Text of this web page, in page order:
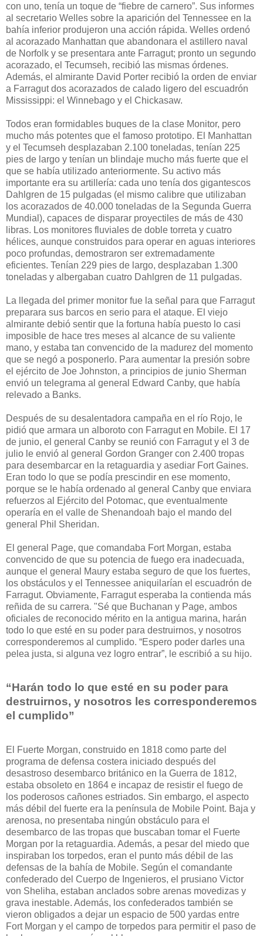
con uno, tenía un toque de “fiebre de carnero”. Sus informes
al secretario Welles sobre la aparición del Tennessee en la
bahía inferior produjeron una acción rápida. Welles ordenó
al acorazado Manhattan que abandonara el astillero naval
de Norfolk y se presentara ante Farragut; pronto un segundo
acorazado, el Tecumseh, recibió las mismas órdenes.
Además, el almirante David Porter recibió la orden de enviar
a Farragut dos acorazados de calado ligero del escuadrón
Mississippi: el Winnebago y el Chickasaw.
Todos eran formidables buques de la clase Monitor, pero
mucho más potentes que el famoso prototipo. El Manhattan
y el Tecumseh desplazaban 2.100 toneladas, tenían 225
pies de largo y tenían un blindaje mucho más fuerte que el
que se había utilizado anteriormente. Su activo más
importante era su artillería: cada uno tenía dos gigantescos
Dahlgren de 15 pulgadas (el mismo calibre que utilizaban
los acorazados de 40.000 toneladas de la Segunda Guerra
Mundial), capaces de disparar proyectiles de más de 430
libras. Los monitores fluviales de doble torreta y cuatro
hélices, aunque construidos para operar en aguas interiores
poco profundas, demostraron ser extremadamente
eficientes. Tenían 229 pies de largo, desplazaban 1.300
toneladas y albergaban cuatro Dahlgren de 11 pulgadas.
La llegada del primer monitor fue la señal para que Farragut
preparara sus barcos en serio para el ataque. El viejo
almirante debió sentir que la fortuna había puesto lo casi
imposible de hace tres meses al alcance de su valiente
mano, y estaba tan convencido de la madurez del momento
que se negó a posponerlo. Para aumentar la presión sobre
el ejército de Joe Johnston, a principios de junio Sherman
envió un telegrama al general Edward Canby, que había
relevado a Banks.
Después de su desalentadora campaña en el río Rojo, le
pidió que armara un alboroto con Farragut en Mobile. El 17
de junio, el general Canby se reunió con Farragut y el 3 de
julio le envió al general Gordon Granger con 2.400 tropas
para desembarcar en la retaguardia y asediar Fort Gaines.
Eran todo lo que se podía prescindir en ese momento,
porque se le había ordenado al general Canby que enviara
refuerzos al Ejército del Potomac, que eventualmente
operaría en el valle de Shenandoah bajo el mando del
general Phil Sheridan.
El general Page, que comandaba Fort Morgan, estaba
convencido de que su potencia de fuego era inadecuada,
aunque el general Maury estaba seguro de que los fuertes,
los obstáculos y el Tennessee aniquilarían el escuadrón de
Farragut. Obviamente, Farragut esperaba la contienda más
reñida de su carrera. "Sé que Buchanan y Page, ambos
oficiales de reconocido mérito en la antigua marina, harán
todo lo que esté en su poder para destruirnos, y nosotros
corresponderemos al cumplido. “Espero poder darles una
pelea justa, si alguna vez logro entrar”, le escribió a su hijo.
“Harán todo lo que esté en su poder para
destruirnos, y nosotros les corresponderemos
el cumplido”
El Fuerte Morgan, construido en 1818 como parte del
programa de defensa costera iniciado después del
desastroso desembarco británico en la Guerra de 1812,
estaba obsoleto en 1864 e incapaz de resistir el fuego de
los poderosos cañones estriados. Sin embargo, el aspecto
más débil del fuerte era la península de Mobile Point. Baja y
arenosa, no presentaba ningún obstáculo para el
desembarco de las tropas que buscaban tomar el Fuerte
Morgan por la retaguardia. Además, a pesar del miedo que
inspiraban los torpedos, eran el punto más débil de las
defensas de la bahía de Mobile. Según el comandante
confederado del Cuerpo de Ingenieros, el prusiano Victor
von Sheliha, estaban anclados sobre arenas movedizas y
grava inestable. Además, los confederados también se
vieron obligados a dejar un espacio de 500 yardas entre
Fort Morgan y el campo de torpedos para permitir el paso de